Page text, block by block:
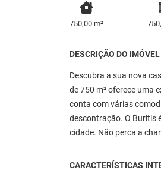
750,00 m²
DESCRIÇÃO DO IMÓVEL
Descubra a sua nova
de 750 m² oferece uma
conta com várias
descontração. O Buritis
cidade. Não perca a
CARACTERÍSTICAS